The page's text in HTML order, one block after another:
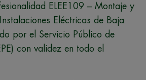
ELEE109 – Montaje y
Eléctricas de Baja
por el Servicio Público de
con validez en todo el